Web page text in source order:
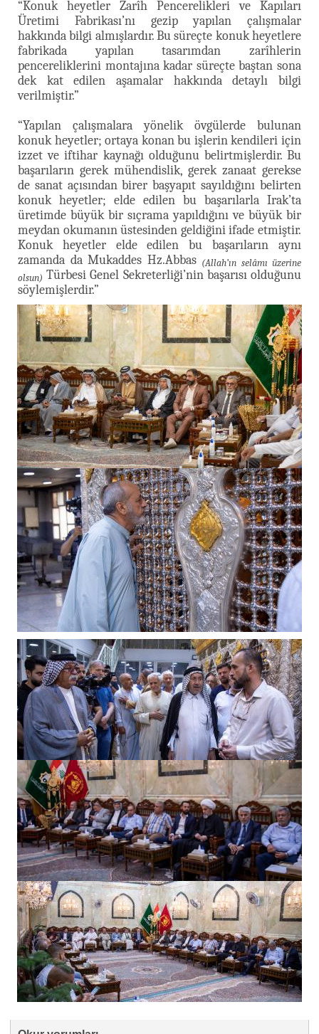
“Konuk heyetler Zarîh Pencerelikleri ve Kapıları
Üretimi Fabrikası’nı gezip yapılan çalışmalar
hakkında bilgi almışlardır. Bu süreçte konuk heyetlere
fabrikada yapılan tasarımdan zarîhlerin
pencereliklerini montajına kadar süreçte baştan sona
dek kat edilen aşamalar hakkında detaylı bilgi
verilmiştir.”
“Yapılan çalışmalara yönelik övgülerde bulunan
konuk heyetler; ortaya konan bu işlerin kendileri için
izzet ve iftihar kaynağı olduğunu belirtmişlerdir. Bu
başarıların gerek mühendislik, gerek zanaat gerekse
de sanat açısından birer başyapıt sayıldığını belirten
konuk heyetler; elde edilen bu başarılarla Irak’ta
üretimde büyük bir sıçrama yapıldığını ve büyük bir
meydan okumanın üstesinden geldiğini ifade etmiştir.
Konuk heyetler elde edilen bu başarıların aynı
zamanda da Mukaddes Hz.Abbas (Allah’ın selâmı üzerine
olsun) Türbesi Genel Sekreterliği’nin başarısı olduğunu
söylemişlerdir.”